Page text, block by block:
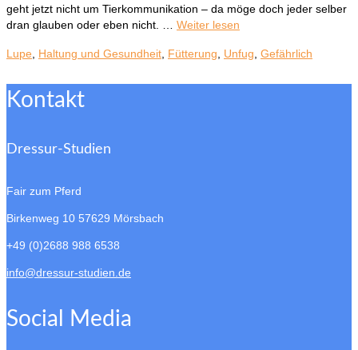
geht jetzt nicht um Tierkommunikation – da möge doch jeder selber
dran glauben oder eben nicht. … Weiter lesen
Lupe Haltung und Gesundheit Fütterung Unfug Gefährlich
Kontakt
Dressur-Studien
Fair zum Pferd
Birkenweg 10 57629 Mörsbach
+49 (0)2688 988 6538
info@dressur-studien.de
Social Media